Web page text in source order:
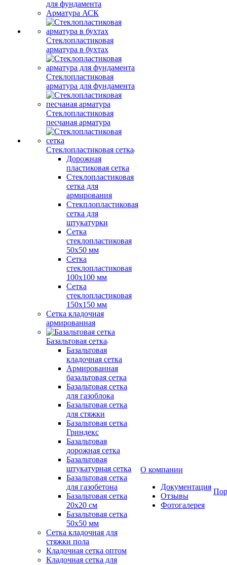
для фундамента
Арматура АСК
Стеклопластиковая
арматура в бухтах
Стеклопластиковая
арматура для фундамента
Стеклопластиковая
песчаная арматура
Стеклопластиковая сетка
Дорожная
пластиковая сетка
Стеклопластиковая
сетка для
армирования
Стекплопластиковая
сетка для
штукатурки
Сетка
стеклопластиковая
50x50 мм
Сетка
стеклопластиковая
100x100 мм
Сетка
стеклопластиковая
150x150 мм
Сетка кладочная
армированная
Базальтовая сетка
Базальтовая
кладочная сетка
Армированная
базальтовая сетка
Базальтовая сетка
для газоблока
Базальтовая сетка
для стяжки
Базальтовая сетка
Гриндекс
Базальтовая
дорожная сетка
Базальтовая
штукатурная сетка
Базальтовая сетка
для газобетона
Базальтовая сетка
20x20 см
Базальтовая сетка
50x50 мм
Сетка кладочная для
стяжки пола
Кладочная сетка оптом
Кладочная сетка для
О компании
Документация
Отзывы
Фотогалерея